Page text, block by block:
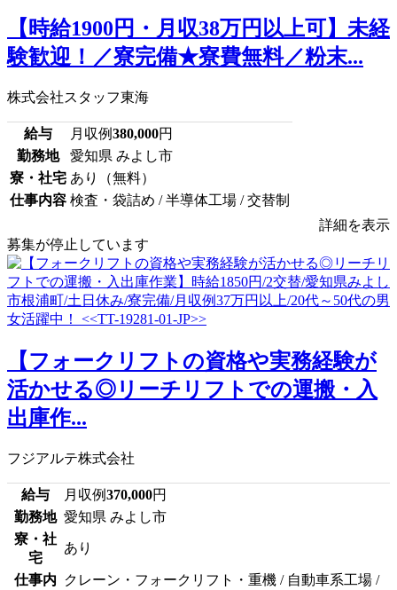
【時給1900円・月収38万円以上可】未経
験歓迎！／寮完備★寮費無料／粉末...
株式会社スタッフ東海
給与 月収例380,000円
勤務地
愛知県 みよし市
寮・社宅 あり（無料）
仕事内容 検査・袋詰め / 半導体工場 / 交替制
詳細を表示
募集が停止しています
【フォークリフトの資格や実務経験が
活かせる◎リーチリフトでの運搬・入
出庫作...
フジアルテ株式会社
給与 月収例370,000円
勤務地 愛知県 みよし市
寮・社
宅
あり
仕事内
クレーン・フォークリフト・重機 / 自動車系工場 /